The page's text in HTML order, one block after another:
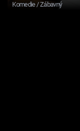
Komedie / Zábavný